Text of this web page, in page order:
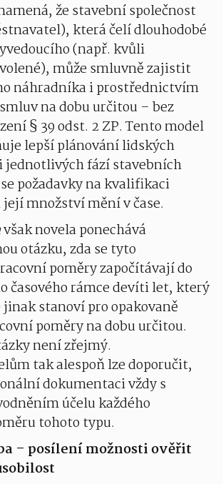
že stavební společnost
která čelí dlouhodobé
(např. kvůli
může smluvně zajistit
náhradníka i prostřednictvím
na dobu určitou – bez
§ 39 odst. 2 ZP. Tento model
lepší plánování lidských
jednotlivých fází stavebních
požadavky na kvalifikaci
množství mění v čase.
však novela ponechává
otázku, zda se tyto
poměry započítávají do
časového rámce devíti let, který
stanoví pro opakovaně
poměry na dobu určitou.
není zřejmý.
tak alespoň lze doporučit,
dokumentaci vždy s
účelu každého
tohoto typu.
– posílení možnosti ověřit